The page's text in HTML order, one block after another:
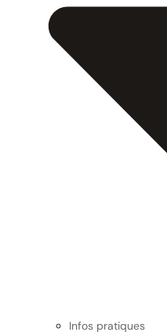
Infos pratiques